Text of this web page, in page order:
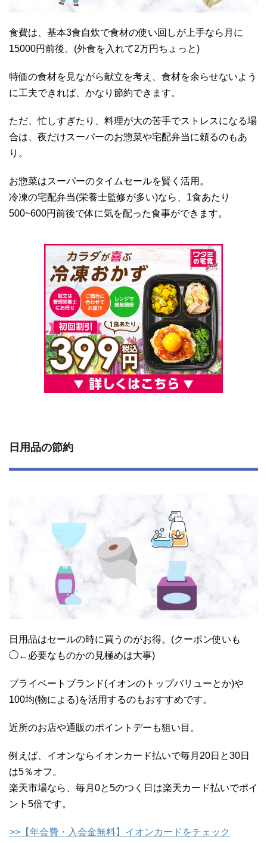
食費は、基本3食自炊で食材の使い回しが上手なら月に
15000円前後。(外食を入れて2万円ちょっと)
特価の食材を見ながら献立を考え、食材を余らせないよう
に工夫できれば、かなり節約できます。
ただ、忙しすぎたり、料理が大の苦手でストレスになる場
合は、夜だけスーパーのお惣菜や宅配弁当に頼るのもあ
り。
お惣菜はスーパーのタイムセールを賢く活用。
冷凍の宅配弁当(栄養士監修が多い)なら、1食あたり
500~600円前後で体に気を配った食事ができます。
日用品の節約
日用品はセールの時に買うのがお得。(クーポン使いも
◯←必要なものかの見極めは大事)
プライベートブランド(イオンのトップバリューとか)や
100均(物による)を活用するのもおすすめです。
近所のお店や通販のポイントデーも狙い目。
例えば、イオンならイオンカード払いで毎月20日と30日
は5％オフ。
楽天市場なら、毎月0と5のつく日は楽天カード払いでポイ
ント5倍です。
>>【年会費・入会金無料】イオンカードをチェック